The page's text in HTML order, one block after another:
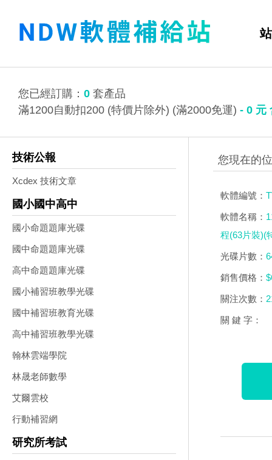
您已經訂購： 0 套產品
滿1200自動扣200 (特價片除外) (滿2000免運) - 0 元
技術公報
Xcdex 技術文章
國小國中高中
國小命題題庫光碟
國中命題題庫光碟
高中命題題庫光碟
國小補習班教學光碟
國中補習班教育光碟
高中補習班教學光碟
翰林雲端學院
林晟老師數學
艾爾雲校
行動補習網
研究所考試
軟體編號：
軟體名稱：
程(63片裝)(
光碟片數：
銷售價格：
關注次數：
關 鍵 字：